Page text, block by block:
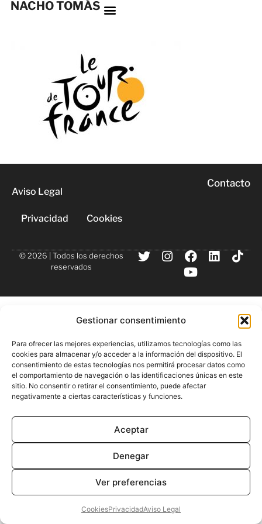
Gestionar consentimiento
Para ofrecer las mejores experiencias, utilizamos tecnologías como las
cookies para almacenar y/o acceder a la información del dispositivo. El
consentimiento de estas tecnologías nos permitirá procesar datos como
el comportamiento de navegación o las identificaciones únicas en este
sitio. No consentir o retirar el consentimiento, puede afectar
negativamente a ciertas características y funciones.
Aceptar
Denegar
Ver preferencias
CookiesPrivacidadAviso Legal
NACHO TOMÁS
Aviso Legal
Privacidad Cookies
Contacto
© 2026 | Todos los derechos
reservados